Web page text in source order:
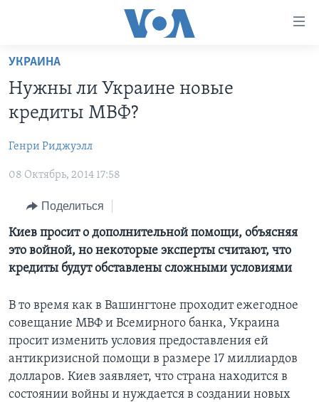
Перейти
основной
контент
Перейти
навигации
Перейти
поиск
ПРОГРАММЫ
НОВОСТИ ЗА МИНУТУ
ИТОГИ
ПОЧЕМУ ЭТО ВАЖНО?
ДИСКУССИЯ VOA
ДЕТАЛИ
АМЕРИКА. БОЛЬШОЕ ПУТЕШЕСТВИЕ
ПРОЕКТЫ
УЧИМ АНГЛИЙСКИЙ
НАША АМЕРИКАНСКАЯ ИСТОРИЯ
А КАК В АМЕРИКЕ?
АРТЕФАКТЫ
АМЕРИКАНСКИЕ ГОРОДКИ
ЭКСПЕРТИЗА
ИНТЕРВЬЮ
ФАКТЫ ПРОТИВ ФЕЙКОВ
ЗА СВОБОДУ ПРЕССЫ
УЧИМ АНГЛИЙСКИЙ
ПОДПИСКА НА НОВОСТИ
Learning English
СОЦИАЛЬНЫЕ СЕТИ
УКРАИНА
Нужны ли Украине новые
кредиты МВФ?
Генри Риджуэлл
08 Октябрь, 2014 17:58
Поделиться
Киев просит о дополнительной помощи, объясняя
это войной, но некоторые эксперты считают, что
кредиты будут обставлены сложными условиями
В то время как в Вашингтоне проходит ежегодное
совещание МВФ и Всемирного банка, Украина
просит изменить условия предоставления ей
антикризисной помощи в размере 17 миллиардов
долларов. Киев заявляет, что страна находится в
состоянии войны и нуждается в создании новых